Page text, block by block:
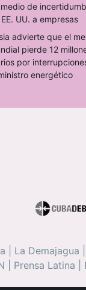
de
UU. a empresas
advierte que el
pierde 12
por
energético
La Demajagua
Prensa Latina